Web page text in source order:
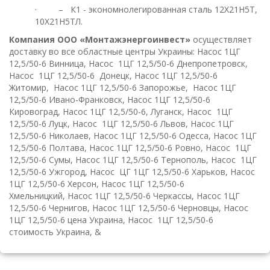
· – К1 - экономнолегированная сталь 12Х21Н5Т,
10Х21Н5ТЛ.
Компания ООО «Монтажэнергоинвест» осуществляет
доставку во все областные центры Украины: Насос 1ЦГ
12,5/50-6 Винница, Насос 1ЦГ 12,5/50-6 Днепропетровск,
Насос 1ЦГ 12,5/50-6 Донецк, Насос 1ЦГ 12,5/50-6
Житомир, Насос 1ЦГ 12,5/50-6 Запорожье, Насос 1ЦГ
12,5/50-6 Ивано-Франковск, Насос 1ЦГ 12,5/50-6
Кировоград, Насос 1ЦГ 12,5/50-6, Луганск, Насос 1ЦГ
12,5/50-6 Луцк, Насос 1ЦГ 12,5/50-6 Львов, Насос 1ЦГ
12,5/50-6 Николаев, Насос 1ЦГ 12,5/50-6 Одесса, Насос 1ЦГ
12,5/50-6 Полтава, Насос 1ЦГ 12,5/50-6 Ровно, Насос 1ЦГ
12,5/50-6 Сумы, Насос 1ЦГ 12,5/50-6 Тернополь, Насос 1ЦГ
12,5/50-6 Ужгород, Насос ЦГ 1ЦГ 12,5/50-6 Харьков, Насос
1ЦГ 12,5/50-6 Херсон, Насос 1ЦГ 12,5/50-6
Хмельницкий, Насос 1ЦГ 12,5/50-6 Черкассы, Насос 1ЦГ
12,5/50-6 Чернигов, Насос 1ЦГ 12,5/50-6 Черновцы, Насос
1ЦГ 12,5/50-6 цена Украина, Насос 1ЦГ 12,5/50-6
стоимость Украина, &